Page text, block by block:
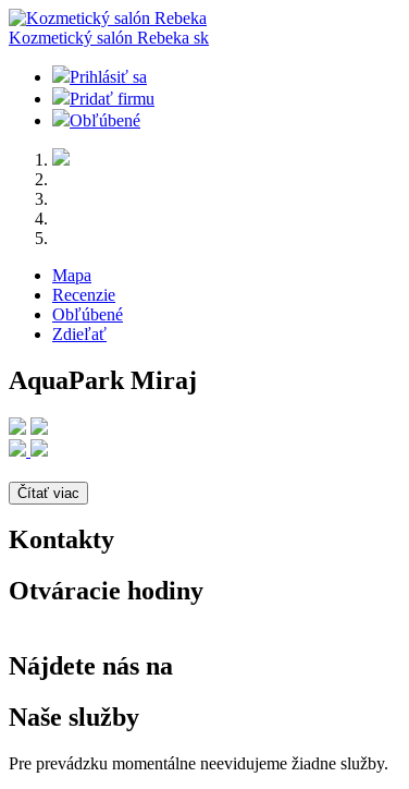
Kozmetický salón Rebeka sk
Prihlásiť sa
Pridať firmu
Obľúbené
Mapa
Recenzie
Obľúbené
Zdieľať
AquaPark Miraj
Čítať viac
Kontakty
Otváracie hodiny
Nájdete nás na
Naše služby
Pre prevádzku momentálne neevidujeme žiadne služby.